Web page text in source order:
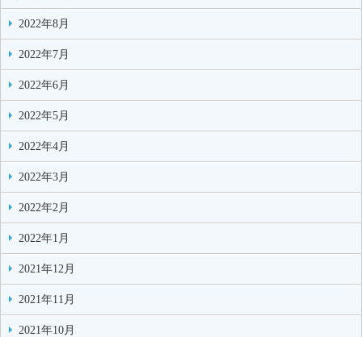
2022年8月
2022年7月
2022年6月
2022年5月
2022年4月
2022年3月
2022年2月
2022年1月
2021年12月
2021年11月
2021年10月